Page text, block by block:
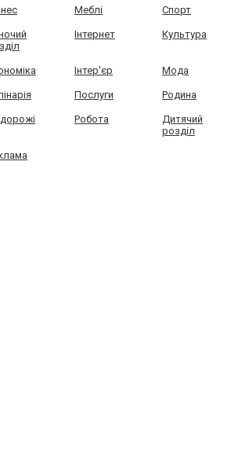
Меблі Спорт
Інтернет Культура
Інтер'єр Мода
Послуги Родина
Робота
Дитячий
розділ